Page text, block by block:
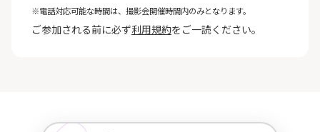
※電話対応可能な時間は、撮影会開催時間内のみとなります。
ご参加される前に必ず利用規約をご一読ください。